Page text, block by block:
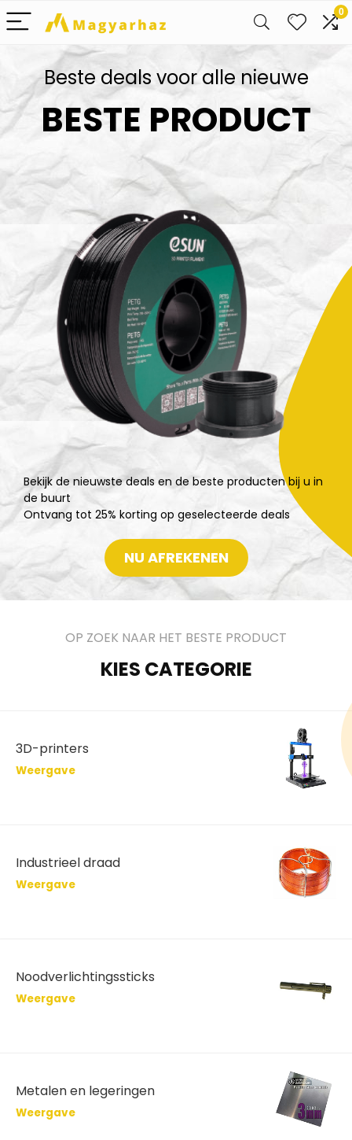
0
Beste deals voor alle nieuwe
BESTE PRODUCT
Bekijk de nieuwste deals en de beste producten bij u in
de buurt
Ontvang tot 25% korting op geselecteerde deals
NU AFREKENEN
OP ZOEK NAAR HET BESTE PRODUCT
KIES CATEGORIE
3D-printers
Weergave
Industrieel draad
Weergave
Noodverlichtingssticks
Weergave
Metalen en legeringen
Weergave